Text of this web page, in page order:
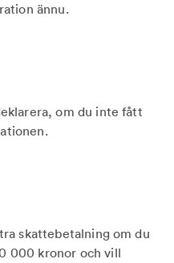
ännu.
om du inte fått
skattebetalning om du
000 kronor och vill